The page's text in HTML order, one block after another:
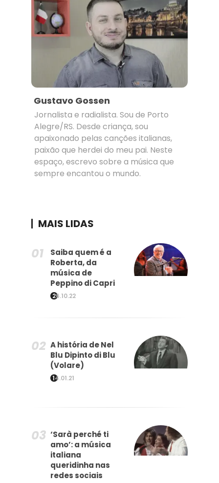
Gustavo Gossen
Jornalista e radialista. Sou de Porto
Alegre/RS. Desde criança, sou
apaixonado pelas canções italianas,
paixão que herdei do meu pai. Neste
espaço, escrevo sobre a música que
sempre encantou o mundo.
MAIS LIDAS
Saiba quem é a
Roberta, da
música de
Peppino di Capri
26.10.22
A história de Nel
Blu Dipinto di Blu
(Volare)
14.01.21
‘Sarà perché ti
amo’: a música
italiana
queridinha nas
redes sociais